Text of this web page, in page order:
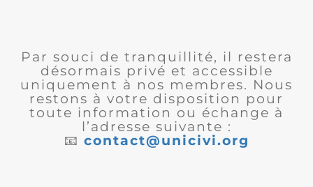
Par souci de tranquillité, il restera
désormais privé et accessible
uniquement à nos membres. Nous
restons à votre disposition pour
toute information ou échange à
l’adresse suivante :
📧 contact@unicivi.org